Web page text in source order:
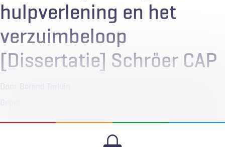
hulpverlening en het
verzuimbeloop
[Dissertatie] Schröer CAP